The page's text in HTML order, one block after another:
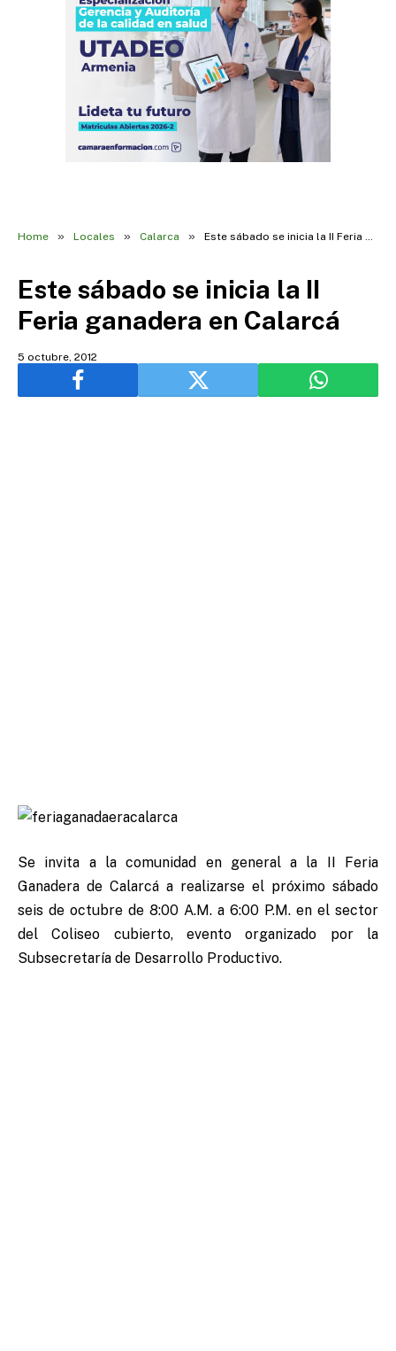
Home » Locales » Calarca » Este sábado se inicia la II Feria ganadera en Calarcá
Este sábado se inicia la II
Feria ganadera en Calarcá
5 octubre, 2012
Se invita a la comunidad en general a la II Feria
Ganadera de Calarcá a realizarse el próximo sábado
seis de octubre de 8:00 A.M. a 6:00 P.M. en el sector
del Coliseo cubierto, evento organizado por la
Subsecretaría de Desarrollo Productivo.